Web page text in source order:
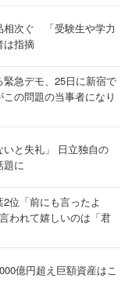
相次ぐ 「受験生や学力
は指摘
急デモ、25日に新宿で
の問題の当事者になり
いと失礼」 日立独自の
題に
位「前にも言ったよ
われて嬉しいのは「君
億円超え巨額資産はこ